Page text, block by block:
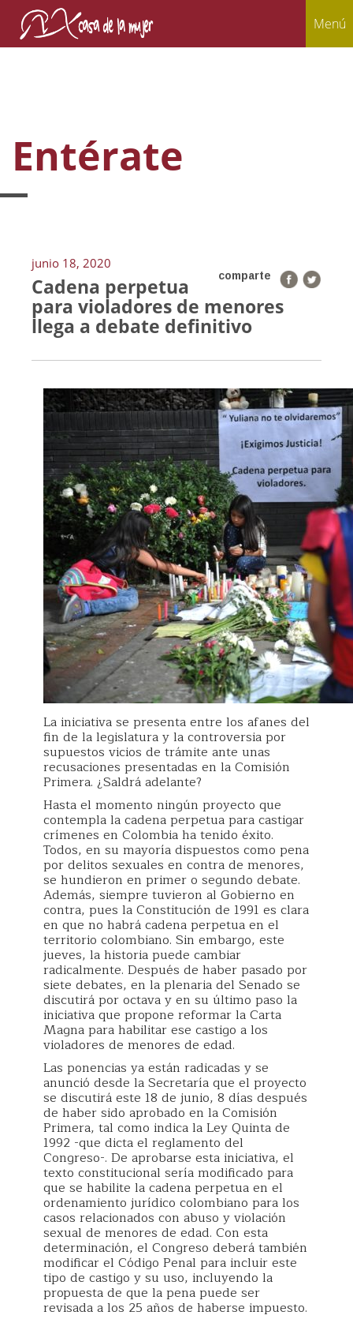
Menú
Entérate
junio 18, 2020
comparte
Cadena perpetua
para violadores de menores
llega a debate definitivo
La iniciativa se presenta entre los afanes del
fin de la legislatura y la controversia por
supuestos vicios de trámite ante unas
recusaciones presentadas en la Comisión
Primera. ¿Saldrá adelante?
Hasta el momento ningún proyecto que
contempla la cadena perpetua para castigar
crímenes en Colombia ha tenido éxito.
Todos, en su mayoría dispuestos como pena
por delitos sexuales en contra de menores,
se hundieron en primer o segundo debate.
Además, siempre tuvieron al Gobierno en
contra, pues la Constitución de 1991 es clara
en que no habrá cadena perpetua en el
territorio colombiano. Sin embargo, este
jueves, la historia puede cambiar
radicalmente. Después de haber pasado por
siete debates, en la plenaria del Senado se
discutirá por octava y en su último paso la
iniciativa que propone reformar la Carta
Magna para habilitar ese castigo a los
violadores de menores de edad.
Las ponencias ya están radicadas y se
anunció desde la Secretaría que el proyecto
se discutirá este 18 de junio, 8 días después
de haber sido aprobado en la Comisión
Primera, tal como indica la Ley Quinta de
1992 -que dicta el reglamento del
Congreso-. De aprobarse esta iniciativa, el
texto constitucional sería modificado para
que se habilite la cadena perpetua en el
ordenamiento jurídico colombiano para los
casos relacionados con abuso y violación
sexual de menores de edad. Con esta
determinación, el Congreso deberá también
modificar el Código Penal para incluir este
tipo de castigo y su uso, incluyendo la
propuesta de que la pena puede ser
revisada a los 25 años de haberse impuesto.